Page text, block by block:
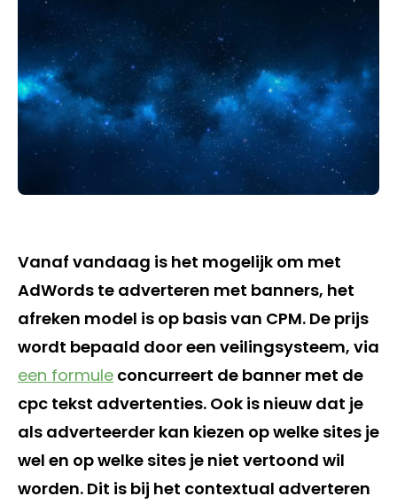
Vanaf vandaag is het mogelijk om met
AdWords te adverteren met banners, het
afreken model is op basis van CPM. De prijs
wordt bepaald door een veilingsysteem, via
een formule concurreert de banner met de
cpc tekst advertenties. Ook is nieuw dat je
als adverteerder kan kiezen op welke sites je
wel en op welke sites je niet vertoond wil
worden. Dit is bij het contextual adverteren